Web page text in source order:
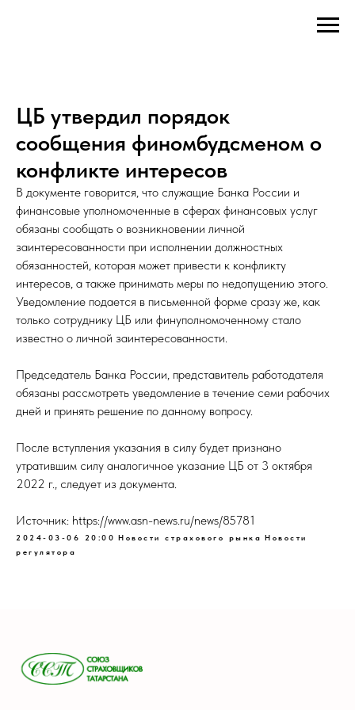
ЦБ утвердил порядок
сообщения финомбудсменом о
конфликте интересов
В документе говорится, что служащие Банка России и
финансовые уполномоченные в сферах финансовых услуг
обязаны сообщать о возникновении личной
заинтересованности при исполнении должностных
обязанностей, которая может привести к конфликту
интересов, а также принимать меры по недопущению этого.
Уведомление подается в письменной форме сразу же, как
только сотруднику ЦБ или финуполномоченному стало
известно о личной заинтересованности.
Председатель Банка России, представитель работодателя
обязаны рассмотреть уведомление в течение семи рабочих
дней и принять решение по данному вопросу.
После вступления указания в силу будет признано
утратившим силу аналогичное указание ЦБ от 3 октября
2022 г., следует из документа.
Источник: https://www.asn-news.ru/news/85781
2024-03-06 20:00 Новости страхового рынка Новости
регулятора